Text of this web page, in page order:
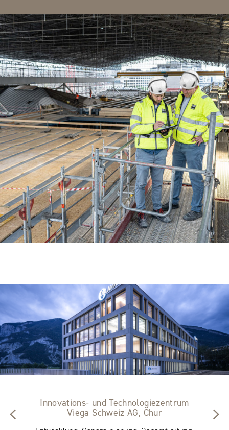
Innovations- und Technologiezentrum
Viega Schweiz AG, Chur